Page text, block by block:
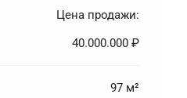
Цена продажи:
40.000.000 ₽
97 м²